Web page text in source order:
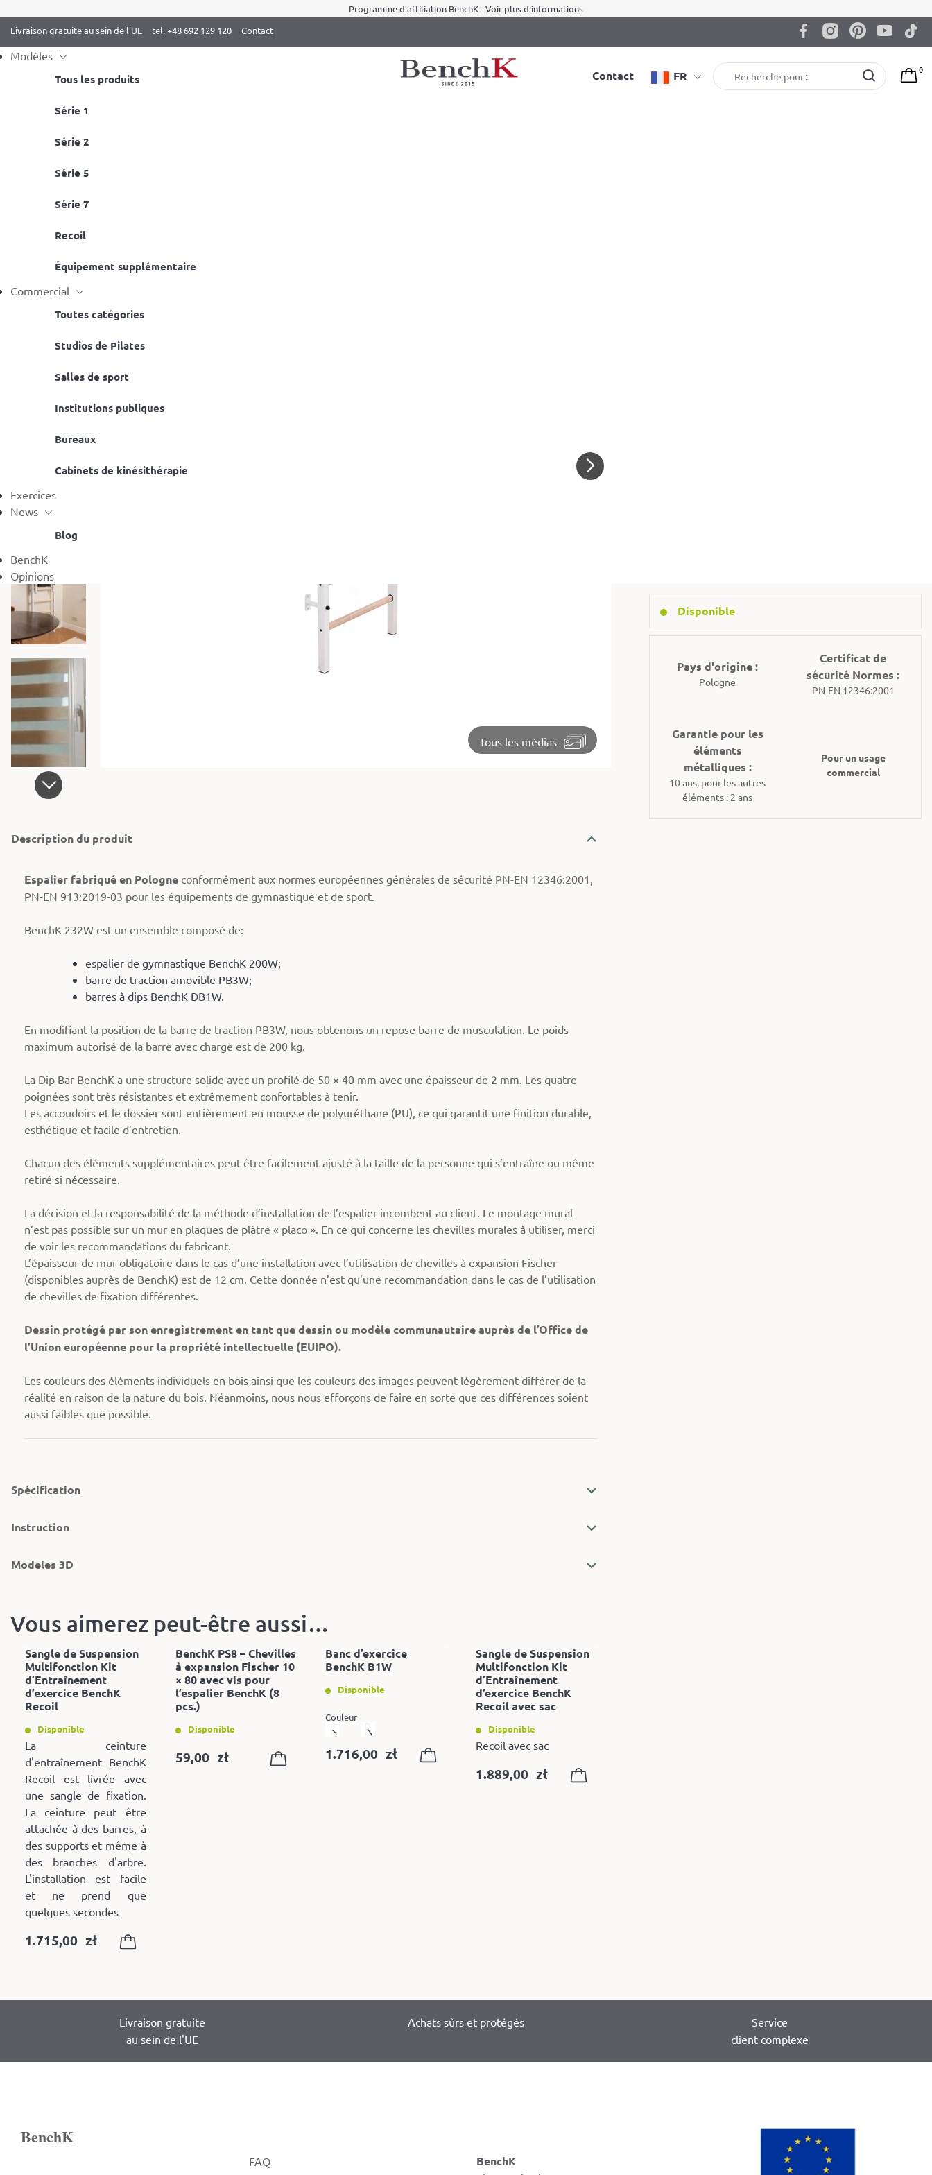
Programme d’affiliation BenchK - Voir plus d'informations
Livraison gratuite au sein de l'UE
tel. +48 692 129 120 Contact
Modèles
Tous les produits
Série 1
Série 2
Série 5
Série 7
Recoil
Équipement supplémentaire
Commercial
Toutes catégories
Studios de Pilates
Salles de sport
Institutions publiques
Bureaux
Cabinets de kinésithérapie
Exercices
News
Blog
BenchK
Opinions
Contact FR 0
⏵
Tous les médias
Disponible
Pays d'origine :
Pologne
Certificat de
sécurité Normes :
PN-EN 12346:2001
Garantie pour les
éléments
métalliques :
10 ans, pour les autres
éléments : 2 ans
Pour un usage
commercial
Description du produit
Espalier fabriqué en Pologne conformément aux normes européennes générales de sécurité PN-EN 12346:2001,
PN-EN 913:2019-03 pour les équipements de gymnastique et de sport.
BenchK 232W est un ensemble composé de:
espalier de gymnastique BenchK 200W;
barre de traction amovible PB3W;
barres à dips BenchK DB1W.
En modifiant la position de la barre de traction PB3W, nous obtenons un repose barre de musculation. Le poids
maximum autorisé de la barre avec charge est de 200 kg.
La Dip Bar BenchK a une structure solide avec un profilé de 50 × 40 mm avec une épaisseur de 2 mm. Les quatre
poignées sont très résistantes et extrêmement confortables à tenir.
Les accoudoirs et le dossier sont entièrement en mousse de polyuréthane (PU), ce qui garantit une finition durable,
esthétique et facile d’entretien.
Chacun des éléments supplémentaires peut être facilement ajusté à la taille de la personne qui s’entraîne ou même
retiré si nécessaire.
La décision et la responsabilité de la méthode d’installation de l’espalier incombent au client. Le montage mural
n’est pas possible sur un mur en plaques de plâtre « placo ». En ce qui concerne les chevilles murales à utiliser, merci
de voir les recommandations du fabricant.
L’épaisseur de mur obligatoire dans le cas d’une installation avec l’utilisation de chevilles à expansion Fischer
(disponibles auprès de BenchK) est de 12 cm. Cette donnée n’est qu’une recommandation dans le cas de l’utilisation
de chevilles de fixation différentes.
Dessin protégé par son enregistrement en tant que dessin ou modèle communautaire auprès de l’Office de
l’Union européenne pour la propriété intellectuelle (EUIPO).
Les couleurs des éléments individuels en bois ainsi que les couleurs des images peuvent légèrement différer de la
réalité en raison de la nature du bois. Néanmoins, nous nous efforçons de faire en sorte que ces différences soient
aussi faibles que possible.
Spécification
Instruction
Modeles 3D
Vous aimerez peut-être aussi…
Sangle de Suspension
Multifonction Kit
d’Entraînement
d’exercice BenchK
Recoil
Disponible
La ceinture
d'entraînement BenchK
Recoil est livrée avec
une sangle de fixation.
La ceinture peut être
attachée à des barres, à
des supports et même à
des branches d'arbre.
L'installation est facile
et ne prend que
quelques secondes
1.715,00 zł
BenchK PS8 – Chevilles
à expansion Fischer 10
× 80 avec vis pour
l’espalier BenchK (8
pcs.)
Disponible
59,00 zł
Banc d’exercice
BenchK B1W
Disponible
Couleur
1.716,00 zł
Sangle de Suspension
Multifonction Kit
d’Entraînement
d’exercice BenchK
Recoil avec sac
Disponible
Recoil avec sac
1.889,00 zł
Livraison gratuite
au sein de l'UE
Achats sûrs et protégés
Service
client complexe
BenchK
FAQ
BenchK